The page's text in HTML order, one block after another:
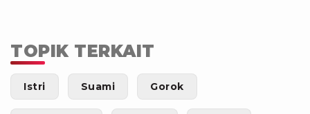
TOPIK TERKAIT
Istri Suami Gorok